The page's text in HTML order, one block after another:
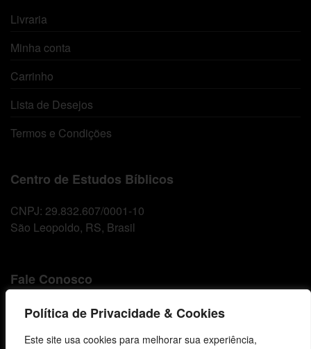
Política de Privacidade & Cookies
Este site usa cookies para melhorar sua experiência,
Livraria
Minha conta
Carrinho
Lista de Desejos
Termos e Condições
Centro de Estudos Bíblicos
CNPJ: 29.832.607/0001-10
São Leopoldo, RS, Brasil
Fale Conosco
E-mails
comunicacao@cebi.org.br